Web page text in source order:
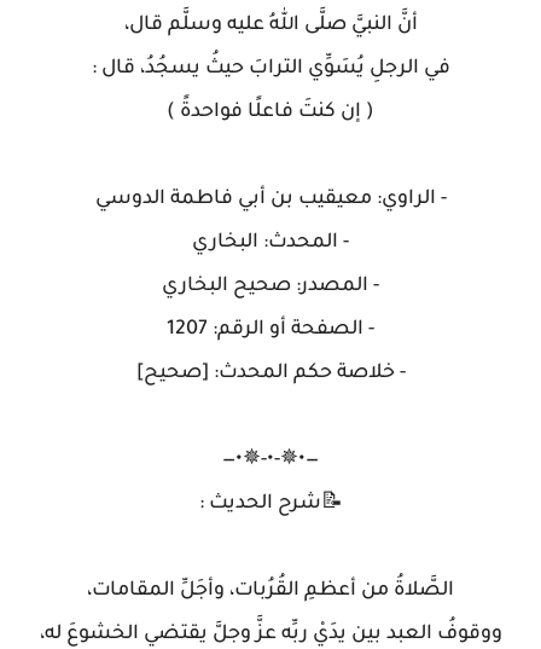
أنَّ النبيَّ صلَّى اللهُ عليه وسلَّم قال،
في الرجلِ يُسَوِّي الترابَ حيثُ يسجُدُ، قال :
( إن كنتَ فاعلًا فواحدةً )
- الراوي: معيقيب بن أبي فاطمة الدوسي
- المحدث: البخاري
- المصدر: صحيح البخاري
- الصفحة أو الرقم: 1207
- خلاصة حكم المحدث: [صحيح]
—•✵-•-✵•—
📝شرح الحديث :
الصَّلاةُ من أعظمِ القُرُبات، وأجَلِّ المقامات،
ووقوفُ العبد بين يدَيْ ربِّه عزَّ وجلَّ يقتضي الخشوعَ له،